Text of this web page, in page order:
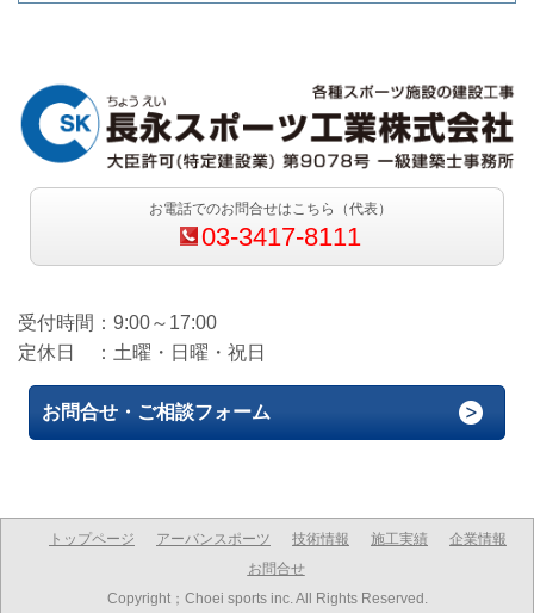
お電話でのお問合せはこちら（代表）
03-3417-8111
受付時間：9:00～17:00
定休日 ：土曜・日曜・祝日
お問合せ・ご相談フォーム
Copyright；Choei sports inc. All Rights Reserved.
トップページ アーバンスポーツ 技術情報 施工実績
企業情報
お問合せ